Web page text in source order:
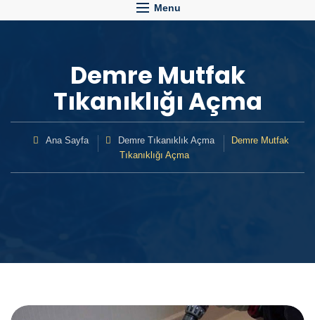
Menu
Demre Mutfak
Tıkanıklığı Açma
Ana Sayfa Demre Tıkanıklık Açma
Demre Mutfak
Tıkanıklığı Açma